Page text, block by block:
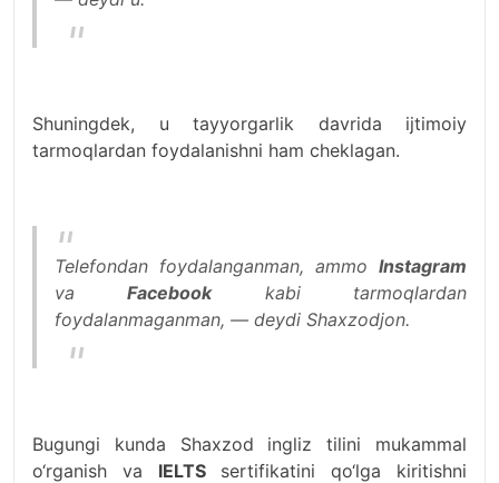
Shuningdek, u tayyorgarlik davrida ijtimoiy
tarmoqlardan foydalanishni ham cheklagan.
Telefondan foydalanganman, ammo Instagram
vaFacebookkabi tarmoqlardan
foydalanmaganman, — deydi Shaxzodjon.
Bugungi kunda Shaxzod ingliz tilini mukammal
o‘rganish va IELTSsertifikatini qo‘lga kiritishni